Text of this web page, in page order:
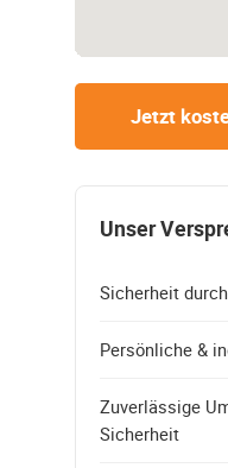
Jetzt
Unser
Sicherheit
Persönliche &
Zuverlässige
Sicherheit